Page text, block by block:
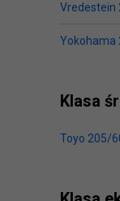
Vredestein
Yokohama
Klasa
Toyo 205/